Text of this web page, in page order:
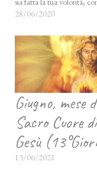
cielo così in terra. Dacci
a noi i nostri debiti come
rimettiamo ai…
28/06/2020
Giugno, mese
Sacro Cuore di
Gesù
13/06/2021